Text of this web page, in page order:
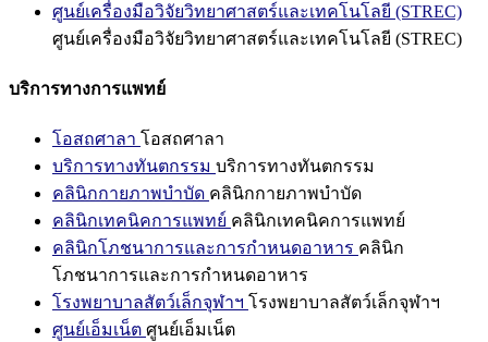
ศูนย์เครื่องมือวิจัยวิทยาศาสตร์และเทคโนโลยี (STREC)
ศูนย์เครื่องมือวิจัยวิทยาศาสตร์และเทคโนโลยี (STREC)
บริการทางการแพทย์
โอสถศาลา โอสถศาลา
บริการทางทันตกรรม บริการทางทันตกรรม
คลินิกกายภาพบำบัด คลินิกกายภาพบำบัด
คลินิกเทคนิคการแพทย์ คลินิกเทคนิคการแพทย์
คลินิกโภชนาการและการกำหนดอาหาร คลินิก
โภชนาการและการกำหนดอาหาร
โรงพยาบาลสัตว์เล็กจุฬาฯ โรงพยาบาลสัตว์เล็กจุฬาฯ
ศูนย์เอ็มเน็ต ศูนย์เอ็มเน็ต